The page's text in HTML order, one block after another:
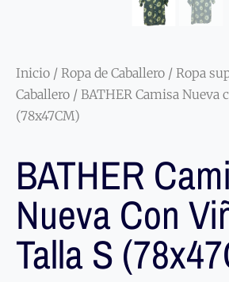
Inicio / Ropa de Caballero / Ropa
Caballero / BATHER Camisa Nueva
(78x47CM)
BATHER
Nueva Con
Talla S